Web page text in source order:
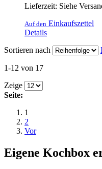
Lieferzeit: Siehe
Auf den Einkaufszettel
Details
Sortieren nach
1-12 von 17
Zeige
Seite:
1
2
Vor
Eigene Kochbox